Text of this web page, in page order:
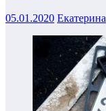
05.01.2020 Екатерина